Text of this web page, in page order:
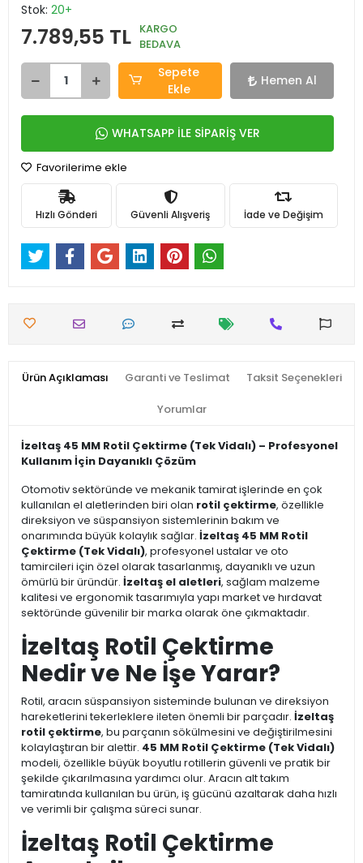
Stok: 20+
7.789,55 TL KARGO
BEDAVA
Sepete
Ekle
Hemen Al
WHATSAPP İLE SİPARİŞ VER
Favorilerime ekle
Hızlı Gönderi Güvenli Alışveriş İade ve Değişim
Ürün Açıklaması Garanti ve Teslimat Taksit Seçenekleri
Yorumlar
İzeltaş 45 MM Rotil Çektirme (Tek Vidalı) – Profesyonel
Kullanım İçin Dayanıklı Çözüm
Otomotiv sektöründe ve mekanik tamirat işlerinde en çok
kullanılan el aletlerinden biri olan rotil çektirme, özellikle
direksiyon ve süspansiyon sistemlerinin bakım ve
onarımında büyük kolaylık sağlar. İzeltaş 45 MM Rotil
Çektirme (Tek Vidalı), profesyonel ustalar ve oto
tamircileri için özel olarak tasarlanmış, dayanıklı ve uzun
ömürlü bir üründür. İzeltaş el aletleri, sağlam malzeme
kalitesi ve ergonomik tasarımıyla yapı market ve hırdavat
sektöründe güvenilir bir marka olarak öne çıkmaktadır.
İzeltaş Rotil Çektirme
Nedir ve Ne İşe Yarar?
Rotil, aracın süspansiyon sisteminde bulunan ve direksiyon
hareketlerini tekerleklere ileten önemli bir parçadır. İzeltaş
rotil çektirme, bu parçanın sökülmesini ve değiştirilmesini
kolaylaştıran bir alettir. 45 MM Rotil Çektirme (Tek Vidalı)
modeli, özellikle büyük boyutlu rotillerin güvenli ve pratik bir
şekilde çıkarılmasına yardımcı olur. Aracın alt takım
tamiratında kullanılan bu ürün, iş gücünü azaltarak daha hızlı
ve verimli bir çalışma süreci sunar.
İzeltaş Rotil Çektirme